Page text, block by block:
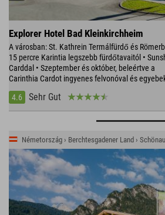
Explorer Hotel Bad Kleinkirchheim
A városban: St. Kathrein Termálfürdő és
15 percre Karintia legszebb fürdőtavaitól •
Carddal • Szeptember és október, beleértve a
Carinthia Cardot ingyenes felvonóval és
4.6
Sehr Gut
Németország › Berchtesgadener Land ›